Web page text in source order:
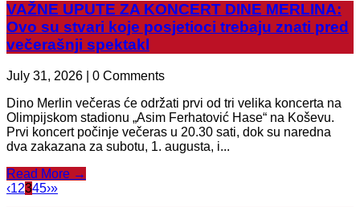
VAŽNE UPUTE ZA KONCERT DINE MERLINA:
Ovo su stvari koje posjetioci trebaju znati pred
večerašnji spektakl
July 31, 2026 | 0 Comments
Dino Merlin večeras će održati prvi od tri velika koncerta na
Olimpijskom stadionu „Asim Ferhatović Hase“ na Koševu.
Prvi koncert počinje večeras u 20.30 sati, dok su naredna
dva zakazana za subotu, 1. augusta, i...
Read More →
‹12345›»